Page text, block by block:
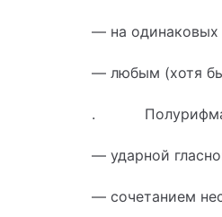
— на одинаковых
— любым (хотя бы
. Полурифма
— ударной
— сочетанием